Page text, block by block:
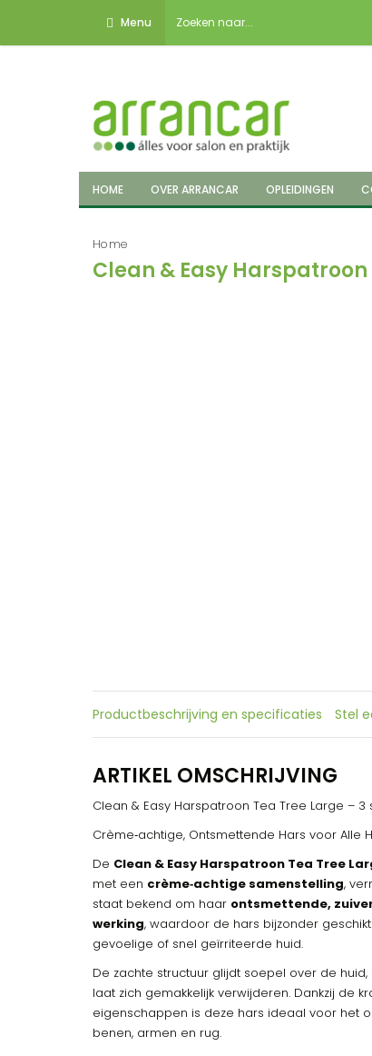
Menu
HOME OVER ARRANCAR OPLEIDINGEN
Home
Clean & Easy
Productbeschrijving en specificaties Stel
ARTIKEL OMSCHRIJVING
Clean & Easy Harspatroon Tea Tree Large – 3
Crème‑achtige, Ontsmettende Hars voor Alle
De Clean & Easy Harspatroon Tea Tree
met een crème‑achtige samenstelling,
staat bekend om haar ontsmettende,
werking, waardoor de hars bijzonder
gevoelige of snel geïrriteerde huid.
De zachte structuur glijdt soepel over de
laat zich gemakkelijk verwijderen. Dankzij de
eigenschappen is deze hars ideaal voor het
benen, armen en rug.